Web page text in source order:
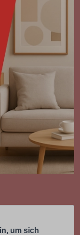
um sich